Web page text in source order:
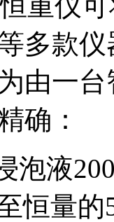
多款
由一
确：
泡液
恒量的